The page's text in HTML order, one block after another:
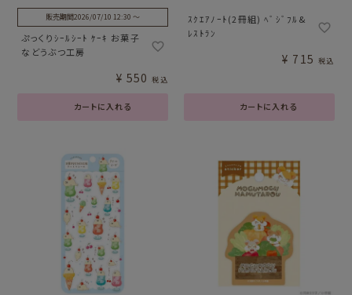
販売期間2026/07/10 12:30〜
ぷっくりｼｰﾙｼｰﾄ ｹｰｷ お菓子
などうぶつ工房
カートに入れる
¥ 550 税込
ｽｸｴｱﾉｰﾄ(2冊組) ﾍﾞｼﾞﾌﾙ&
ﾚｽﾄﾗﾝ
カートに入れる
¥ 715 税込